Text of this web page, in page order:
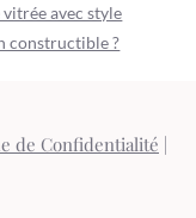
avec style
constructible ?
de Confidentialité |